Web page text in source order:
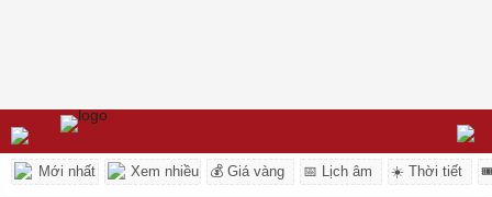
Mới nhất Xem nhiều 💰 Giá vàng 📅 Lịch âm ☀️ Thời tiết